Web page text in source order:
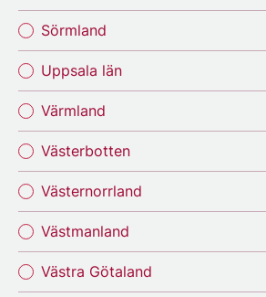
Sörmland
Uppsala län
Värmland
Västerbotten
Västernorrland
Västmanland
Västra Götaland